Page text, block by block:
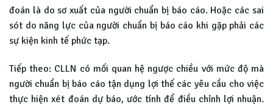
đoán là do sơ xuất của người chuẩn bị báo cáo. Hoặc các sai
sót do năng lực của người chuẩn bị báo cáo khi gặp phải các
sự kiện kinh tế phức tạp.
Tiếp theo: CLLN có mối quan hệ ngược chiều với mức độ mà
người chuẩn bị báo cáo tận dụng lợi thế các yêu cầu cho việc
thực hiện xét đoán dự báo, ước tính để điều chỉnh lợi nhuận.